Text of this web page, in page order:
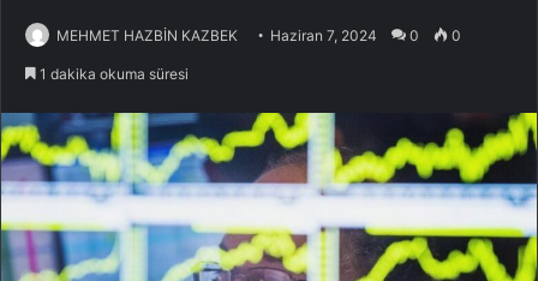
MEHMET HAZBİN KAZBEK Haziran 7, 2024 0 0
1 dakika okuma süresi